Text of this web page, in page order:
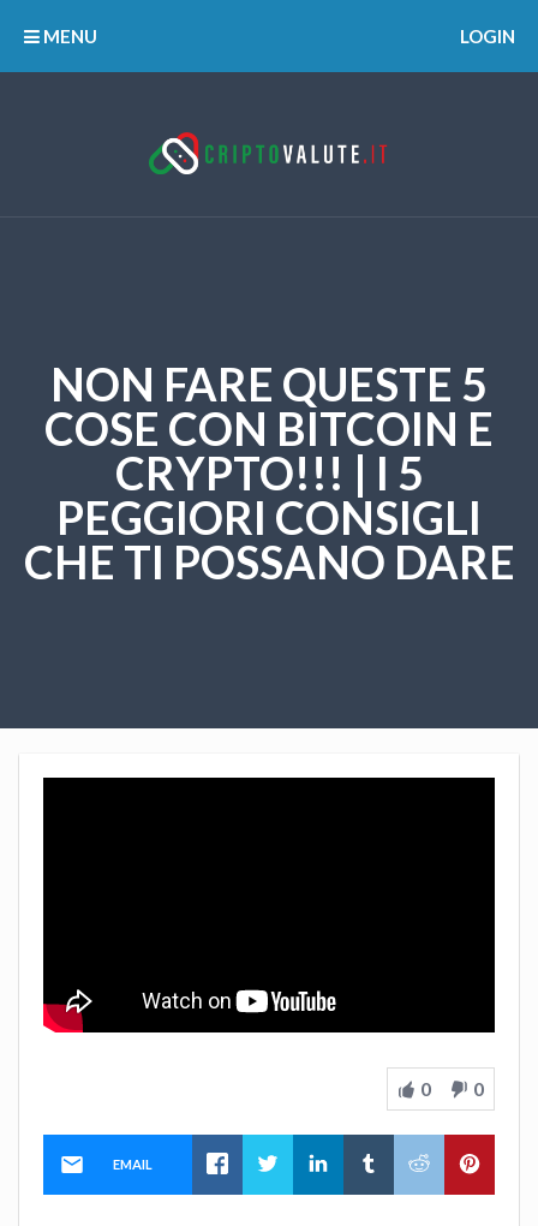
MENU LOGIN
NON FARE QUESTE 5
COSE CON BITCOIN E
CRYPTO!!! | I 5
PEGGIORI CONSIGLI
CHE TI POSSANO DARE
0 0
EMAIL